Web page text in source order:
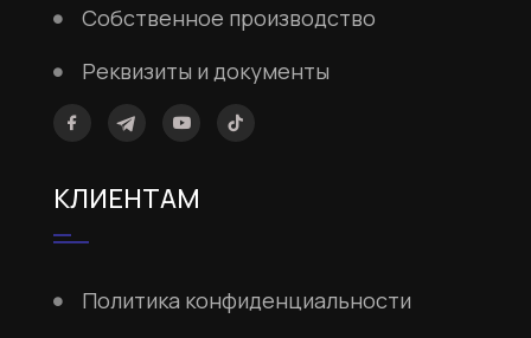
Собственное производство
Реквизиты и документы
КЛИЕНТАМ
Политика конфиденциальности